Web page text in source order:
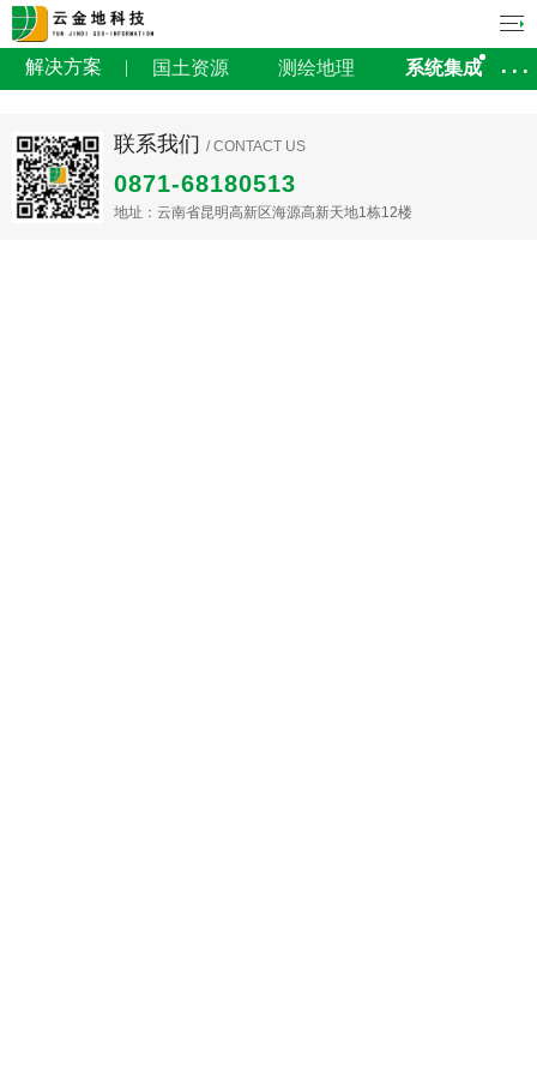
解决方案 国土资源 测绘地理 系统集成
联系我们 / CONTACT US
0871-68180513
地址：云南省昆明高新区海源高新天地1栋12楼